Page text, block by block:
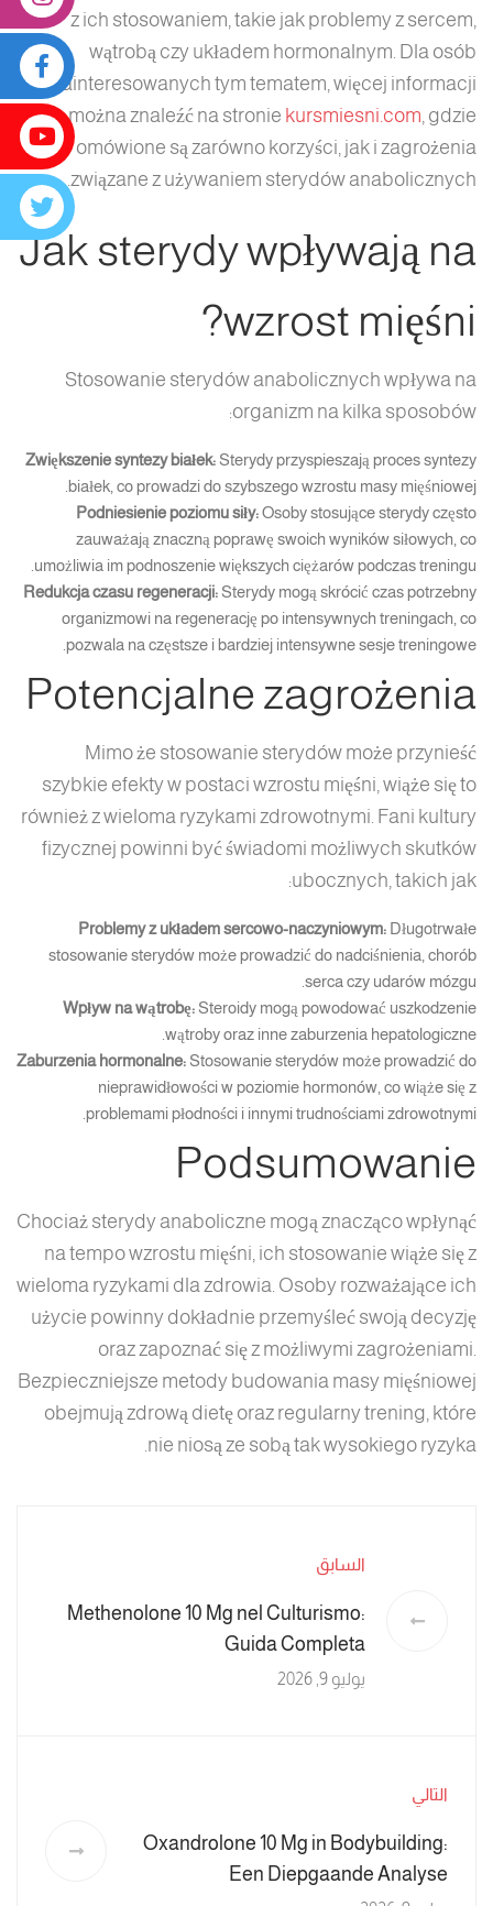
z ich stosowaniem, takie jak problemy z sercem,
wątrobą czy układem hormonalnym. Dla osób
zainteresowanych tym tematem, więcej informacji
można znaleźć na stronie kursmiesni.com, gdzie
omówione są zarówno korzyści, jak i zagrożenia
związane z używaniem sterydów anabolicznych.
Jak sterydy wpływają na
wzrost mięśni?
Stosowanie sterydów anabolicznych wpływa na
organizm na kilka sposobów:
Zwiększenie syntezy białek: Sterydy przyspieszają proces syntezy
białek, co prowadzi do szybszego wzrostu masy mięśniowej.
Podniesienie poziomu siły:Osoby stosujące sterydy często
zauważają znaczną poprawę swoich wyników siłowych, co
umożliwia im podnoszenie większych ciężarów podczas treningu.
Redukcja czasu regeneracji: Sterydy mogą skrócić czas potrzebny
organizmowi na regenerację po intensywnych treningach, co
pozwala na częstsze i bardziej intensywne sesje treningowe.
Potencjalne zagrożenia
Mimo że stosowanie sterydów może przynieść
szybkie efekty w postaci wzrostu mięśni, wiąże się to
również z wieloma ryzykami zdrowotnymi. Fani kultury
fizycznej powinni być świadomi możliwych skutków
ubocznych, takich jak:
Problemy z układem sercowo-naczyniowym: Długotrwałe
stosowanie sterydów może prowadzić do nadciśnienia, chorób
serca czy udarów mózgu.
Wpływ na wątrobę: Steroidy mogą powodować uszkodzenie
wątroby oraz inne zaburzenia hepatologiczne.
Zaburzenia hormonalne: Stosowanie sterydów może prowadzić do
nieprawidłowości w poziomie hormonów, co wiąże się z
problemami płodności i innymi trudnościami zdrowotnymi.
Podsumowanie
Chociaż sterydy anaboliczne mogą znacząco wpłynąć
na tempo wzrostu mięśni, ich stosowanie wiąże się z
wieloma ryzykami dla zdrowia. Osoby rozważające ich
użycie powinny dokładnie przemyśleć swoją decyzję
oraz zapoznać się z możliwymi zagrożeniami.
Bezpieczniejsze metody budowania masy mięśniowej
obejmują zdrową dietę oraz regularny trening, które
nie niosą ze sobą tak wysokiego ryzyka.
السابق
Methenolone 10 Mg nel Culturismo:
Guida Completa
يوليو 9, 2026
التالي
Oxandrolone 10 Mg in Bodybuilding:
Een Diepgaande Analyse